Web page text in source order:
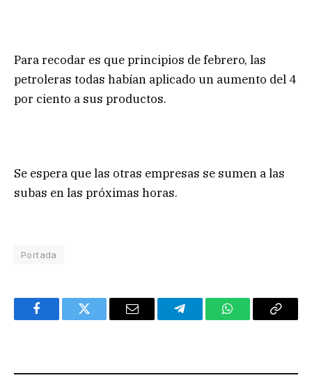
Para recodar es que principios de febrero, las
petroleras todas habían aplicado un aumento del 4
por ciento a sus productos.
Se espera que las otras empresas se sumen a las
subas en las próximas horas.
Portada
FacebookTwitter Email TelegramWhatsAppCopy